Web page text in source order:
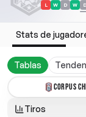
L W D W D
Stats de
Tablas
CORPUS
Tiros